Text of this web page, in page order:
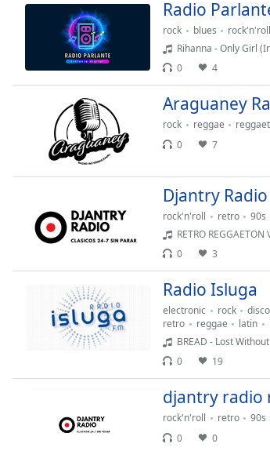
dialog
window.
Opacity
Background
Radio
rock blues rock'n'roll
Rihanna - Only Girl
0
4
Araguaney
rock reggae
0
7
Djantry Radio
rock'n'roll retro 90s
RETRO
0
3
Radio Isluga
electronic rock disco
retro
reggae latin
BREAD - Lost
0
19
djantry radio
rock'n'roll retro 90s
0
0